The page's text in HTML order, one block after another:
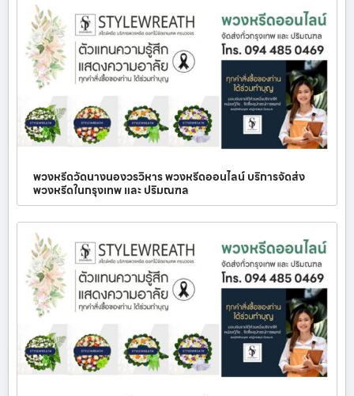
พวงหรีดวัดนางนองวรวิหาร พวงหรีดออนไลน์ บริการจัดส่ง
พวงหรีดในกรุงเทพ และ ปริมณฑล